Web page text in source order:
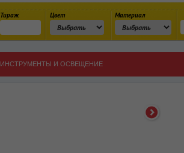
Тираж Цвет Материал
ИНСТРУМЕНТЫ И ОСВЕЩЕНИЕ